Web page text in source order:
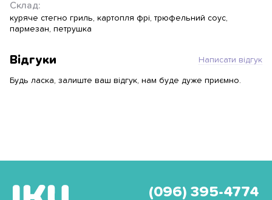
Склад:
куряче стегно гриль, картопля фрі, трюфельний соус,
пармезан, петрушка
Відгуки Написати відгук
Будь ласка, залиште ваш відгук, нам буде дуже приємно.
(096) 395-4774